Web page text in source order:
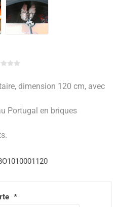
dimension 120 cm, avec
Portugal en briques
*